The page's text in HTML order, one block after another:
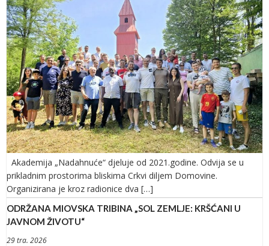
Akademija „Nadahnuće“ djeluje od 2021.godine. Odvija se u
prikladnim prostorima bliskima Crkvi diljem Domovine.
Organizirana je kroz radionice dva […]
ODRŽANA MIOVSKA TRIBINA „SOL ZEMLJE: KRŠĆANI U
JAVNOM ŽIVOTU“
29 tra. 2026